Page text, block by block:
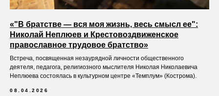
«"В братстве — вся моя жизнь, весь смысл ее":
Николай Неплюев и Крестовоздвиженское
православное трудовое братство»
Встреча, посвященная незаурядной личности общественного
деятеля, педагога, религиозного мыслителя Николая Николаевича
Неплюева состоялась в культурном центре «Темплум» (Кострома).
08.04.2026